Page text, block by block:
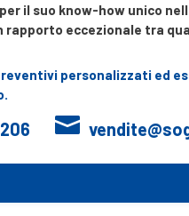
il suo know-how unico
rapporto eccezionale tra
personalizzati ed
